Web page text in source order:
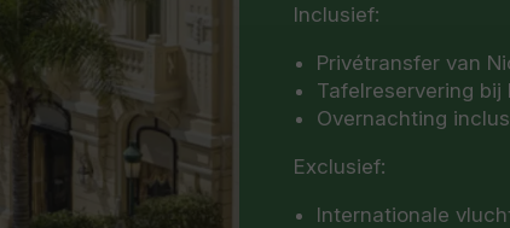
Inclusief:
Privétransfer van
Tafelreservering bij
Overnachting
Exclusief:
Internationale